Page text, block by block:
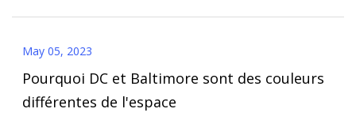
May 05, 2023
Pourquoi DC et Baltimore sont des couleurs
différentes de l'espace